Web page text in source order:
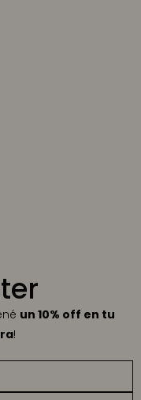
un 10% off en tu
!